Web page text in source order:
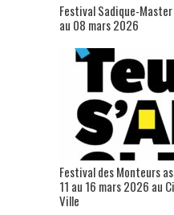
Festival Sadique-
au 08 mars 2026
Festival des Monteurs
11 au 16 mars 2026 au
Ville